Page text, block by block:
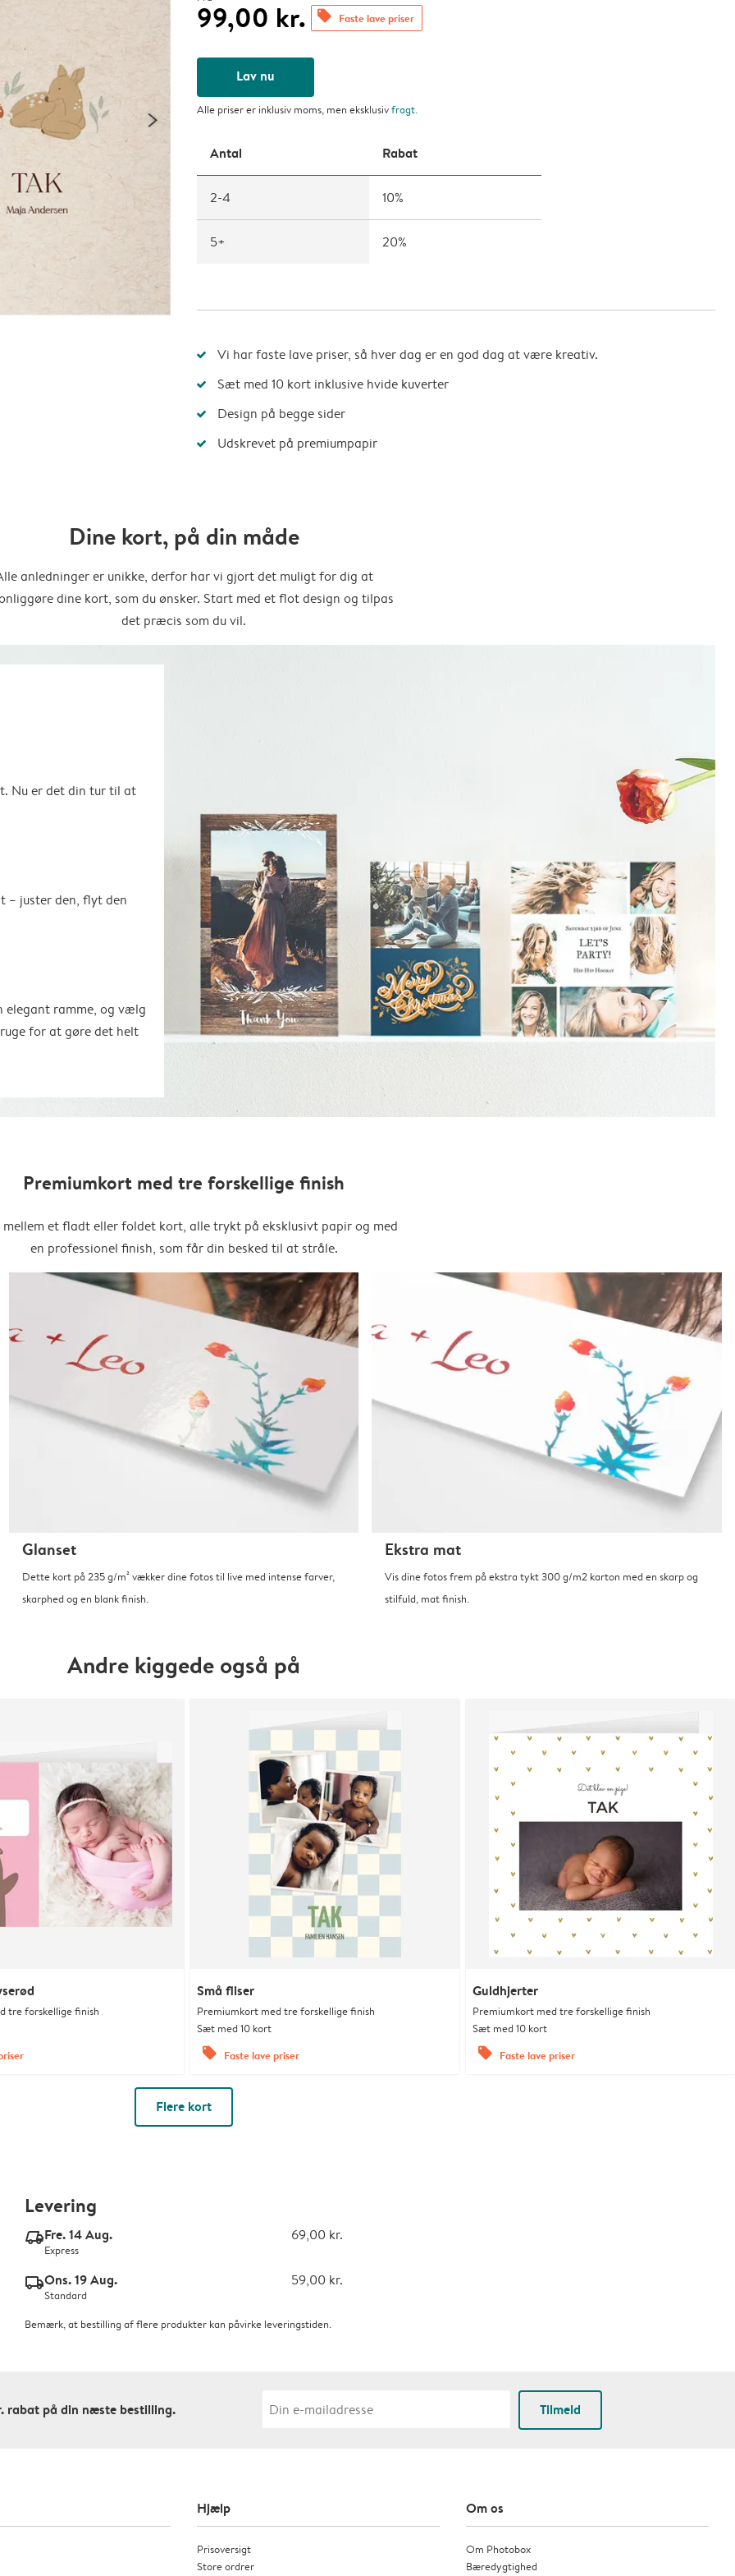
99,00 kr. offers Faste lave priser
Lav nu
Alle priser er inklusiv moms, men eksklusivfragt.
Antal Rabat
2-4 10%
5+ 20%
Vi har faste lave priser, så hver dag er en god dag at være kreativ.
Sæt med 10 kort inklusive hvide kuverter
Design på begge sider
Udskrevet på premiumpapir
Dine kort, på din måde
anledninger er unikke, derfor har vi gjort det muligt for dig at
dine kort, som du ønsker. Start med et flot design og tilpas
det præcis som du vil.
Nu er det din tur til at
– juster den, flyt den
elegant ramme, og vælg
for at gøre det helt
Premiumkort med tre forskellige finish
et fladt eller foldet kort, alle trykt på eksklusivt papir og med
en professionel finish, som får din besked til at stråle.
Glanset
Dette kort på 235 g/m² vækker dine fotos til live med intense farver,
skarphed og en blank finish.
Ekstra mat
Vis dine fotos frem på ekstra tykt 300 g/m2 karton med en skarp og
stilfuld, mat finish.
Andre kiggede også på
tre forskellige finish
Små fliser
Premiumkort med tre forskellige finish
Sæt med 10 kort
offers Faste lave priser
Guldhjerter
Premiumkort med tre forskellige finish
Sæt med 10 kort
offers Faste lave priser
Flere kort
Levering
delivery_express_v2Fre. 14 Aug. 69,00 kr.
Express
delivery_standard_v2Ons. 19 Aug. 59,00 kr.
Standard
Bemærk, at bestilling af flere produkter kan påvirke leveringstiden.
rabat på din næste bestilling. Tilmeld
Hjælp
Prisoversigt
Store ordrer
Om os
Om Photobox
Bæredygtighed